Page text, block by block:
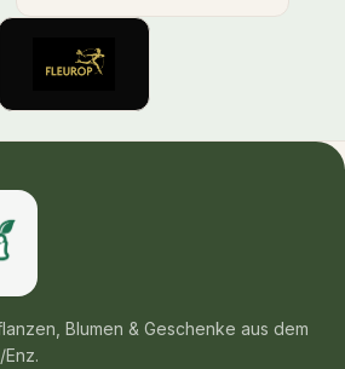
Blumen & Geschenke aus dem